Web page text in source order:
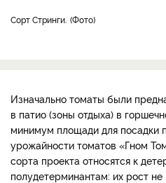
Сорт Стринги. Фото
Изначально томаты были
в патио (зоны отдыха) в
минимум площади для посадки
урожайности томатов «Гном
сорта проекта относятся к
полудетерминантам: их рост